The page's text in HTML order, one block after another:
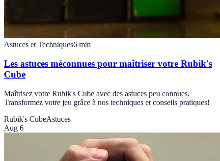
Astuces et Techniques6 min
Les astuces méconnues pour maîtriser votre Rubik's
Cube
Maîtrisez votre Rubik's Cube avec des astuces peu connues.
Transformez votre jeu grâce à nos techniques et conseils pratiques!
Rubik's CubeAstuces
Aug 6